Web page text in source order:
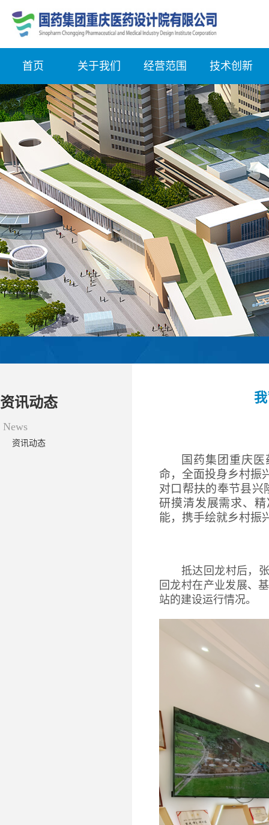
首页 关于我们 经营范围 技术创新
资讯动态
News
资讯动态
国药集团重庆
命，全面投身乡村振
对口帮扶的奉节县兴
研摸清发展需求、
能，携手绘就乡村振
抵达回龙村后，
回龙村在产业发展、
站的建设运行情况。